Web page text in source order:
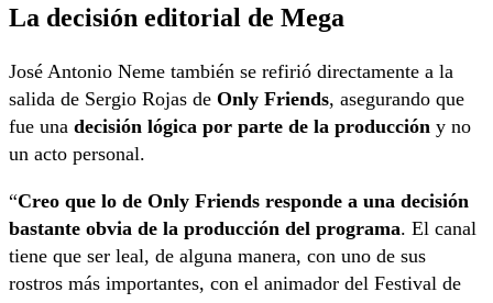
La decisión editorial de Mega
José Antonio Neme también se refirió directamente a la
salida de Sergio Rojas de Only Friends, asegurando que
fue una decisión lógica por parte de la producción y no
un acto personal.
“Creo que lo de Only Friends responde a una decisión
bastante obvia de la producción del programa. El canal
tiene que ser leal, de alguna manera, con uno de sus
rostros más importantes, con el animador del Festival de